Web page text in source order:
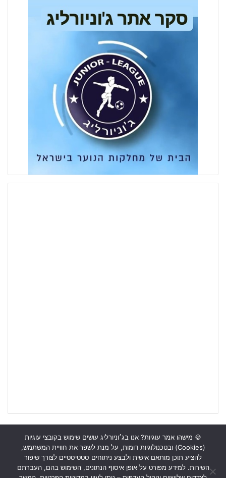
ראשי כתבות תכנים מקצועיים תנאי שימוש
מדיניות אבטחה
כתבו לנו
🍪 מישהו אמר עוגיות? אנו בג׳וניורליג עושים שימוש בקובצי עוגיות
(Cookies) ובטכנולוגיות דומות, על מנת לשפר את חוויית המשתמש,
להציע תוכן מותאם אישית ולבצע ניתוחים סטטיסטיים לצורך שיפור
השירות. למידע מפורט על אופן איסוף הנתונים, השימוש בהם, העברתם